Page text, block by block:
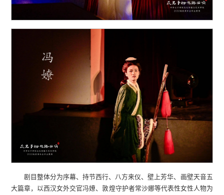
剧目整体分为序幕、持节西行、八方来仪、壁上芳华、画壁天音五
大篇章，以西汉女外交官冯嫽、敦煌守护者常沙娜等代表性女性人物为